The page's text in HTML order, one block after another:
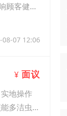
顾客健
08-07 12:06
¥ 面议
地操作
多洁虫